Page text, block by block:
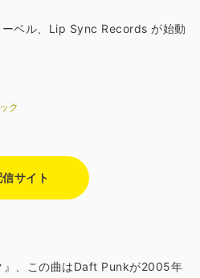
ベル、Lip Sync Records が始動
ク
信サイト
』、この曲はDaft Punkが2005年